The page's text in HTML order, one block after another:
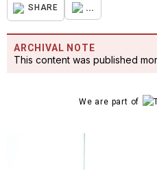
SHARE ...
ARCHIVAL NOTE
This content was published
We are part of